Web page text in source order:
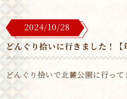
2024/10/28
どんぐり拾いに行きました！【
どんぐり拾いで北麓公園に行って